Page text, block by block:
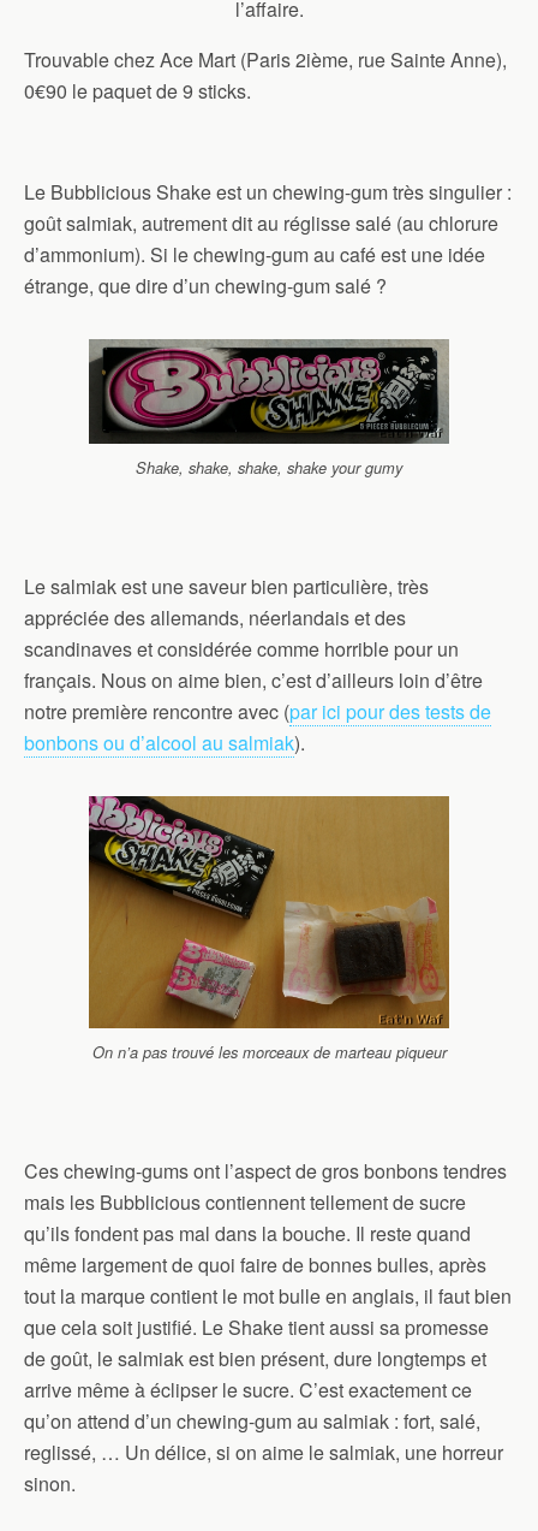
l’affaire.
Trouvable chez Ace Mart (Paris 2ième, rue Sainte Anne),
0€90 le paquet de 9 sticks.
Le Bubblicious Shake est un chewing-gum très singulier :
goût salmiak, autrement dit au réglisse salé (au chlorure
d’ammonium). Si le chewing-gum au café est une idée
étrange, que dire d’un chewing-gum salé ?
Shake, shake, shake, shake your gumy
Le salmiak est une saveur bien particulière, très
appréciée des allemands, néerlandais et des
scandinaves et considérée comme horrible pour un
français. Nous on aime bien, c’est d’ailleurs loin d’être
notre première rencontre avec (par ici pour des tests de
bonbons ou d’alcool au salmiak).
On n’a pas trouvé les morceaux de marteau piqueur
Ces chewing-gums ont l’aspect de gros bonbons tendres
mais les Bubblicious contiennent tellement de sucre
qu’ils fondent pas mal dans la bouche. Il reste quand
même largement de quoi faire de bonnes bulles, après
tout la marque contient le mot bulle en anglais, il faut bien
que cela soit justifié. Le Shake tient aussi sa promesse
de goût, le salmiak est bien présent, dure longtemps et
arrive même à éclipser le sucre. C’est exactement ce
qu’on attend d’un chewing-gum au salmiak : fort, salé,
reglissé, … Un délice, si on aime le salmiak, une horreur
sinon.